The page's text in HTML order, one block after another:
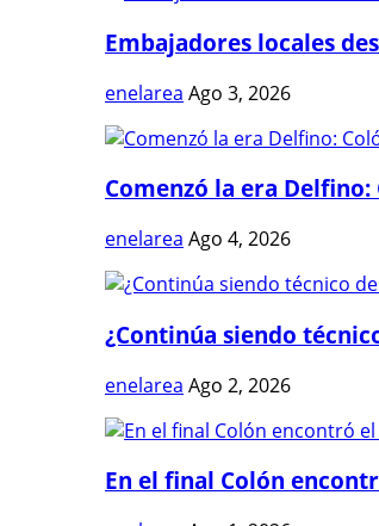
Embajadores locales
enelarea Ago 3, 2026
Comenzó la era
enelarea Ago 4, 2026
¿Continúa siendo
enelarea Ago 2, 2026
En el final Colón